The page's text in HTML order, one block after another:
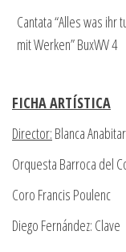
Cantata “Alles was
mit Werken” BuxWV 4
FICHA ARTÍSTICA
Director: Blanca
Orquesta Barroca del
Coro Francis Poulenc
Diego Fernández: Clave